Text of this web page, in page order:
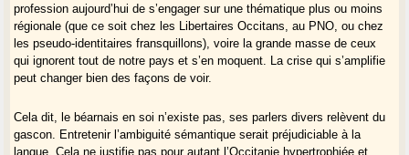
profession aujourd’hui de s’engager sur une thématique plus ou moins
régionale (que ce soit chez les Libertaires Occitans, au PNO, ou chez
les pseudo-identitaires fransquillons), voire la grande masse de ceux
qui ignorent tout de notre pays et s’en moquent. La crise qui s’amplifie
peut changer bien des façons de voir.
Cela dit, le béarnais en soi n’existe pas, ses parlers divers relèvent du
gascon. Entretenir l’ambiguité sémantique serait préjudiciable à la
langue. Cela ne justifie pas pour autant l’Occitanie hypertrophiée et